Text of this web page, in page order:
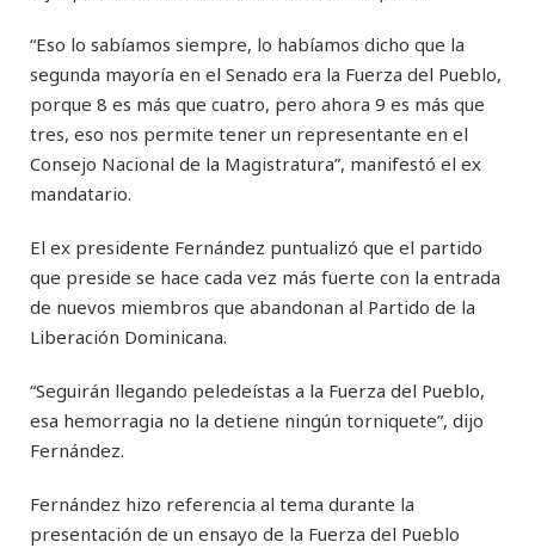
“Eso lo sabíamos siempre, lo habíamos dicho que la
segunda mayoría en el Senado era la Fuerza del Pueblo,
porque 8 es más que cuatro, pero ahora 9 es más que
tres, eso nos permite tener un representante en el
Consejo Nacional de la Magistratura”, manifestó el ex
mandatario.
El ex presidente Fernández puntualizó que el partido
que preside se hace cada vez más fuerte con la entrada
de nuevos miembros que abandonan al Partido de la
Liberación Dominicana.
“Seguirán llegando peledeístas a la Fuerza del Pueblo,
esa hemorragia no la detiene ningún torniquete”, dijo
Fernández.
Fernández hizo referencia al tema durante la
presentación de un ensayo de la Fuerza del Pueblo